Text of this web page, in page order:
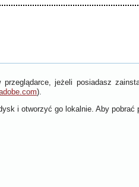
jeżeli posiadasz
).
i otworzyć go lokalnie. Aby